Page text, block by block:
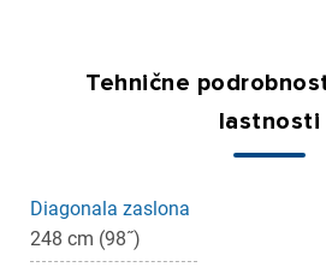
Tehnične
lastnosti
Diagonala zaslona
248 cm (98˝)